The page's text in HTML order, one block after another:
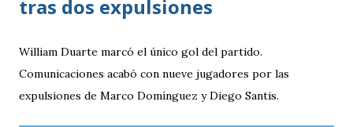
tras dos expulsiones
William Duarte marcó el único gol del partido.
Comunicaciones acabó con nueve jugadores por las
expulsiones de Marco Domínguez y Diego Santis.